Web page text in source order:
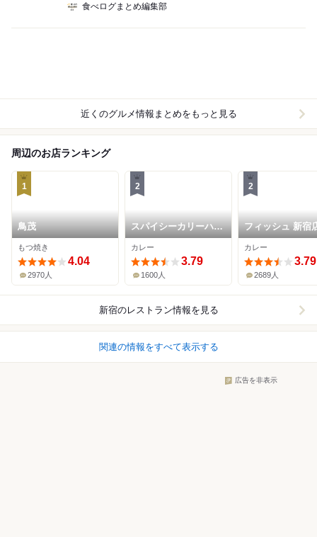
食べログまとめ編集部
近くのグルメ情報まとめをもっと見る
周辺のお店ランキング
1
鳥茂
もつ焼き
4.04
2970人
2
スパイシーカリーハウ
ス半月
カレー
3.79
1600人
2
フィッシュ 新宿
カレー
3.79
2689人
新宿のレストラン情報を見る
関連の情報をすべて表示する
広告を非表示